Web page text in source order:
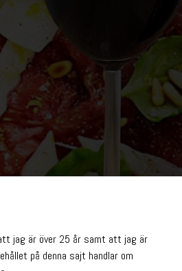
2021 ALK. VOL 14 % ART. NR 78963 |
jag är över 25 år samt att jag är
på denna sajt handlar om